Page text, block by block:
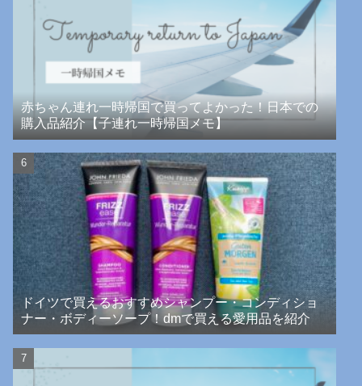
赤ちゃん連れ一時帰国で買ってよかった！日本での
購入品紹介【子連れ一時帰国メモ】
ドイツで買えるおすすめシャンプー・コンディショ
ナー・ボディーソープ！dmで買える愛用品を紹介